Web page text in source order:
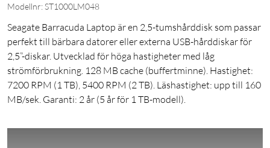
Modellnr: ST1000LM048
Seagate Barracuda Laptop är en 2,5-tumshårddisk som passar
perfekt till bärbara datorer eller externa USB-hårddiskar för
2,5”-diskar. Utvecklad för höga hastigheter med låg
strömförbrukning. 128 MB cache (buffertminne). Hastighet:
7200 RPM (1 TB), 5400 RPM (2 TB). Läshastighet: upp till 160
MB/sek. Garanti: 2 år (5 år för 1 TB-modell).